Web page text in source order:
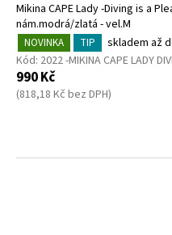
Mikina CAPE Lady -Diving is a
nám.modrá/zlatá - vel.M
NOVINKA TIP
skladem až
Kód: 2022 -MIKINA CAPE LADY
990 Kč
(818,18 Kč bez DPH)